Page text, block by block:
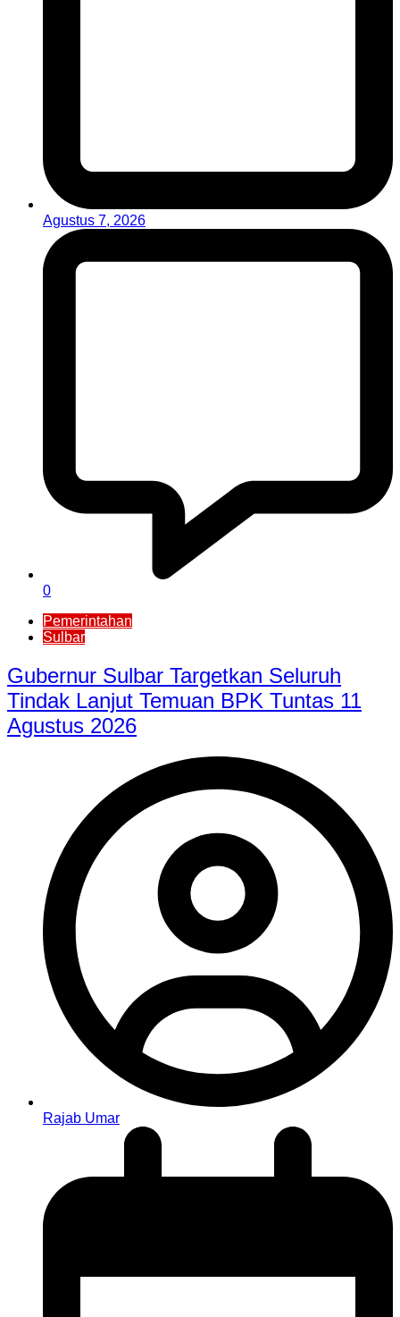
Agustus 7, 2026
0
Pemerintahan
Sulbar
Gubernur Sulbar Targetkan Seluruh
Tindak Lanjut Temuan BPK Tuntas 11
Agustus 2026
Rajab Umar